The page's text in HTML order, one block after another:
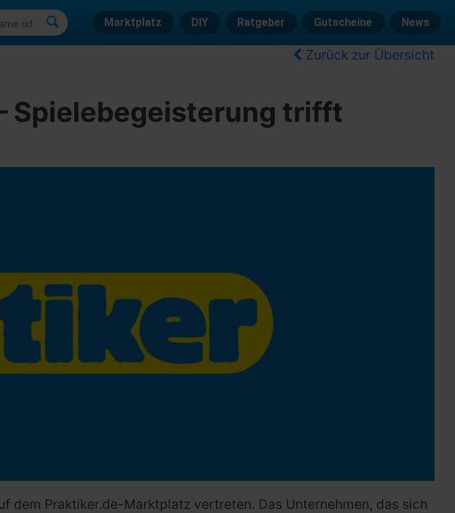
Marktplatz DIY Ratgeber Gutscheine News
Zurück zur Übersicht
Spielebegeisterung trifft
dem Praktiker.de-Marktplatz vertreten. Das Unternehmen, das sich